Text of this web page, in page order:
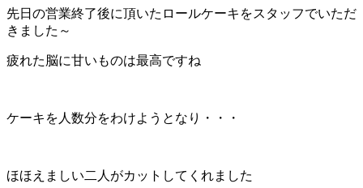
先日の営業終了後に頂いたロールケーキをスタッフでいただ
きました～
疲れた脳に甘いものは最高ですね
ケーキを人数分をわけようとなり・・・
ほほえましい二人がカットしてくれました